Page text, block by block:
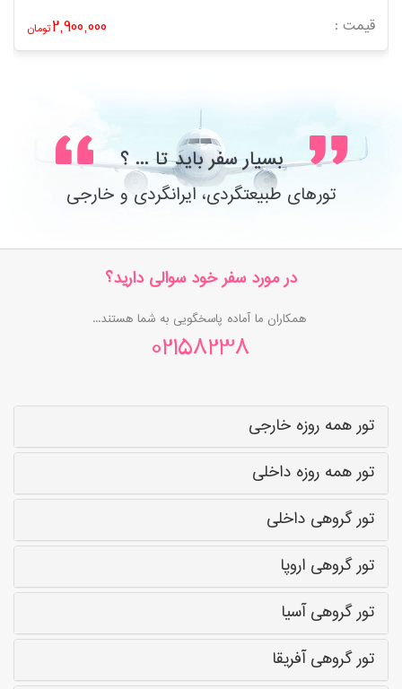
قیمت : 2,900,000تومان
بسیار سفر باید تا ... ؟
تورهای طبیعتگردی، ایرانگردی و خارجی
در مورد سفر خود سوالی دارید؟
همکاران ما آماده پاسخگویی به شما هستند...
02158238
تور همه روزه خارجی
تور همه روزه داخلی
تور گروهی داخلی
تور گروهی اروپا
تور گروهی آسیا
تور گروهی آفریقا